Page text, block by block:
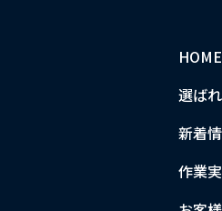
HOME
選ば
新着
作業